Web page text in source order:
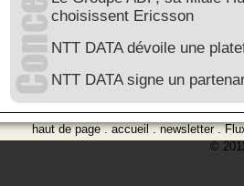
choisissent Ericsson
NTT DATA dévoile une
NTT DATA signe un
haut de page.accueil.newsletter.
©